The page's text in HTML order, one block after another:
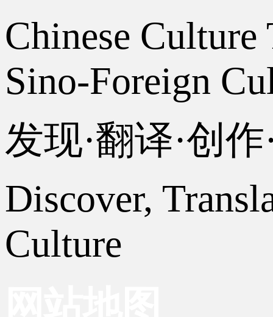
Chinese
Sino-Foreign
发现·翻译·创
Discover,
Culture